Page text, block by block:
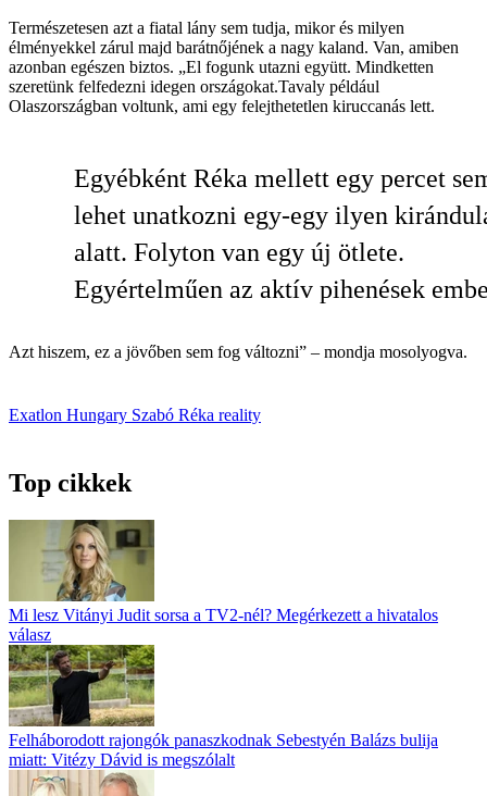
Természetesen azt a fiatal lány sem tudja, mikor és milyen
élményekkel zárul majd barátnőjének a nagy kaland. Van, amiben
azonban egészen biztos. „El fogunk utazni együtt. Mindketten
szeretünk felfedezni idegen országokat.Tavaly például
Olaszországban voltunk, ami egy felejthetetlen kiruccanás lett.
Egyébként Réka mellett egy percet
lehet unatkozni egy-egy ilyen
alatt. Folyton van egy új ötlete.
Egyértelműen az aktív pihenések
Azt hiszem, ez a jövőben sem fog változni” – mondja mosolyogva.
Exatlon Hungary Szabó Réka reality
Top cikkek
Mi lesz Vitányi Judit sorsa a TV2-nél? Megérkezett a hivatalos
válasz
Felháborodott rajongók panaszkodnak Sebestyén Balázs bulija
miatt: Vitézy Dávid is megszólalt